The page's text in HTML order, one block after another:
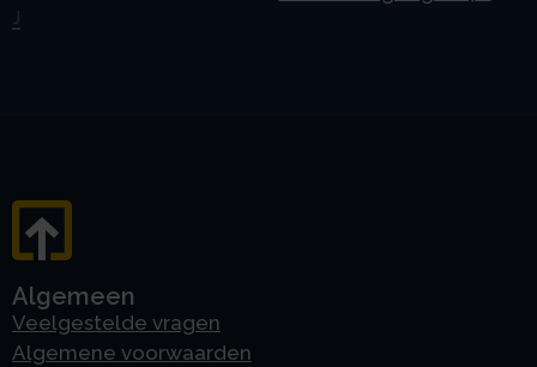
J
Algemeen
Veelgestelde vragen
Algemene voorwaarden